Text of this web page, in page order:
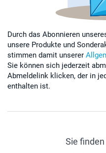
Durch das Abonnieren
unsere Produkte und
stimmen damit unserer
Sie können sich jederzeit
Abmeldelink klicken, der in
enthalten ist.
Sie